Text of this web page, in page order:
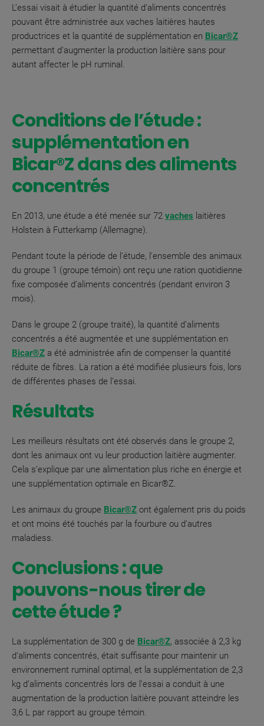
L’essai visait à étudier la quantité d’aliments concentrés
pouvant être administrée aux vaches laitières hautes
productrices et la quantité de supplémentation en Bicar®Z
permettant d’augmenter la production laitière sans pour
autant affecter le pH ruminal .
Conditions de l’étude :
supplémentation en
Bicar®Z dans des aliments
concentrés
En 2013, une étude a été menée sur 72 vaches laitières
Holstein à Futterkamp (Allemagne).
Pendant toute la période de l’étude, l’ensemble des animaux
du groupe 1 (groupe témoin) ont reçu une ration quotidienne
fixe composée d’aliments concentrés (pendant environ 3
mois).
Dans le groupe 2 (groupe traité), la quantité d’aliments
concentrés a été augmentée et une supplémentation en
Bicar®Z a été administrée afin de compenser la quantité
réduite de fibres. La ration a été modifiée plusieurs fois, lors
de différentes phases de l’essai.
Résultats
Les meilleurs résultats ont été observés dans le groupe 2,
dont les animaux ont vu leur production laitière augmenter.
Cela s’explique par une alimentation plus riche en énergie et
une supplémentation optimale en Bicar®Z.
Les animaux du groupe Bicar®Z ont également pris du poids
et ont moins été touchés par la fourbure ou d’autres
maladiess.
Conclusions : que
pouvons-nous tirer de
cette étude ?
La supplémentation de 300 g de Bicar®Z, associée à 2,3 kg
d’aliments concentrés, était suffisante pour maintenir un
environnement ruminal optimal, et la supplémentation de 2,3
kg d’aliments concentrés lors de l’essai a conduit à une
augmentation de la production laitière pouvant atteindre les
3,6 L par rapport au groupe témoin.